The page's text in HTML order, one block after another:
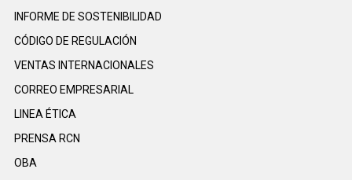
INFORME DE SOSTENIBILIDAD
CÓDIGO DE REGULACIÓN
VENTAS INTERNACIONALES
CORREO EMPRESARIAL
LINEA ÉTICA
PRENSA RCN
OBA